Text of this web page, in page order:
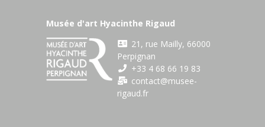
Musée d'art Hyacinthe Rigaud
21, rue Mailly, 66000
Perpignan
+33 4 68 66 19 83
contact@musee-
rigaud.fr